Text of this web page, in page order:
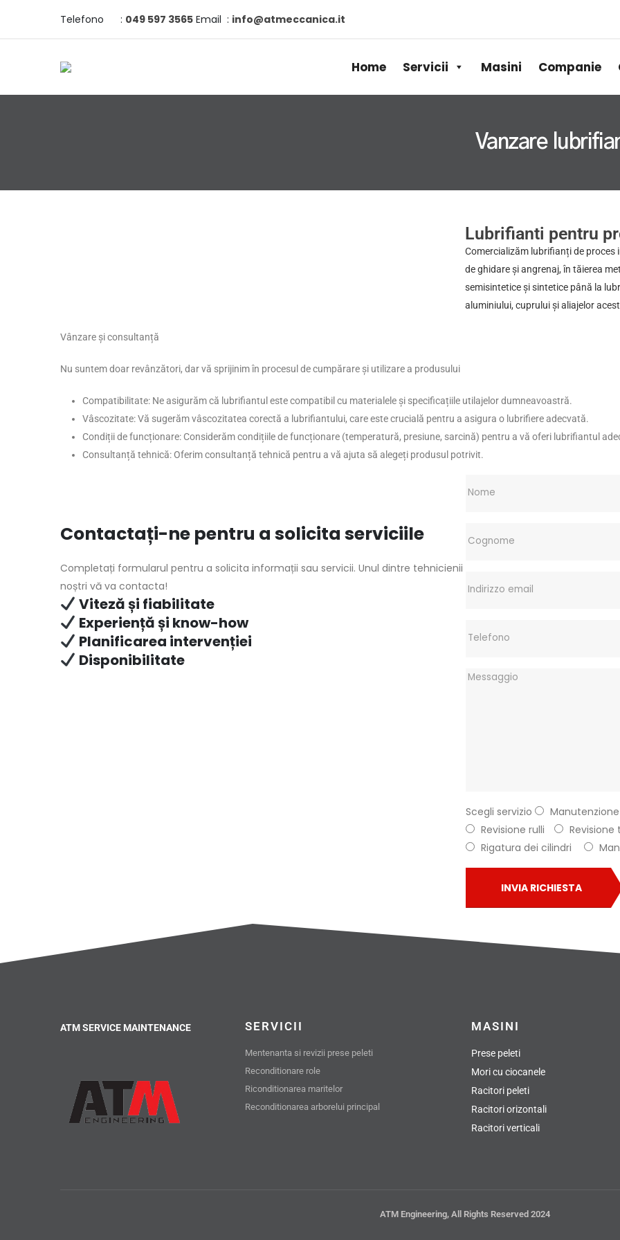
Telefono : 049 597 3565 Email : info@atmeccanica.it
Home Servicii Masini Companie
Vanzare
Lubrifianti pentru
Comercializăm lubrifianți de proces
de ghidare și angrenaj, în tăierea
semisintetice și sintetice până la
aluminiului, cuprului și aliajelor
Vânzare și consultanță
Nu suntem doar revânzători, dar vă sprijinim în procesul de cumpărare și utilizare a produsului
Compatibilitate: Ne asigurăm că lubrifiantul este compatibil cu materialele și specificațiile utilajelor dumneavoastră.
Vâscozitate: Vă sugerăm vâscozitatea corectă a lubrifiantului, care este crucială pentru a asigura o lubrifiere adecvată.
Condiții de funcționare: Considerăm condițiile de funcționare (temperatură, presiune, sarcină) pentru a vă oferi lubrifiantul
Consultanță tehnică: Oferim consultanță tehnică pentru a vă ajuta să alegeți produsul potrivit.
Contactați-ne pentru a solicita serviciile
Completați formularul pentru a solicita informații sau servicii. Unul dintre tehnicienii
noștri vă va contacta!
Viteză și fiabilitate
Experiență și know-how
Planificarea intervenției
Disponibilitate
Scegli servizio
Revisione rulli
Revisione
Rigatura dei cilindri
INVIA RICHIESTA
ATM SERVICE MAINTENANCE SERVICII
Mentenanta si revizii prese peleti
Reconditionare role
Riconditionarea maritelor
Reconditionarea arborelui principal
MASINI
Prese peleti
Mori cu ciocanele
Racitori peleti
Racitori orizontali
Racitori verticali
ATM Engineering, All Rights Reserved 2024